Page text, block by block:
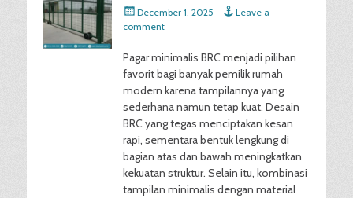
Posted
on
December 1, 2025
Leave a
comment
Pagar minimalis BRC menjadi pilihan
favorit bagi banyak pemilik rumah
modern karena tampilannya yang
sederhana namun tetap kuat. Desain
BRC yang tegas menciptakan kesan
rapi, sementara bentuk lengkung di
bagian atas dan bawah meningkatkan
kekuatan struktur. Selain itu, kombinasi
tampilan minimalis dengan material